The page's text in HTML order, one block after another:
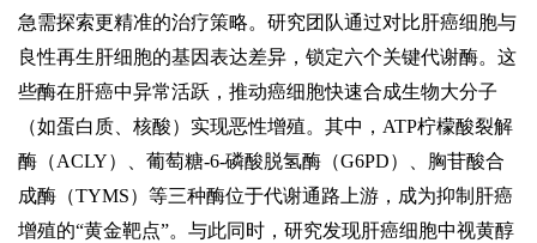
急需探索更精准的治疗策略。研究团队通过对比肝癌细胞与
良性再生肝细胞的基因表达差异，锁定六个关键代谢酶。这
些酶在肝癌中异常活跃，推动癌细胞快速合成生物大分子
（如蛋白质、核酸）实现恶性增殖。其中，ATP柠檬酸裂解
酶（ACLY）、葡萄糖-6-磷酸脱氢酶（G6PD）、胸苷酸合
成酶（TYMS）等三种酶位于代谢通路上游，成为抑制肝癌
增殖的“黄金靶点”。与此同时，研究发现肝癌细胞中视黄醇